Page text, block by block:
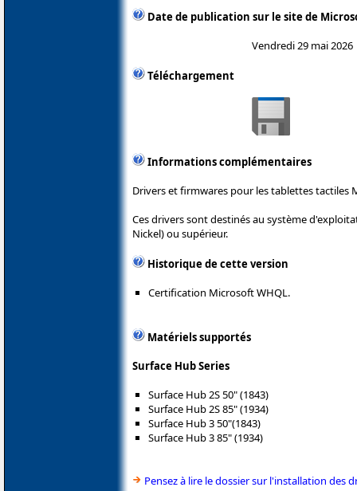
Date de publication sur le site de
Vendredi 29 mai 2026
Téléchargement
Informations complémentaires
Drivers et firmwares pour les tablettes tactiles
Ces drivers sont destinés au système
Nickel) ou supérieur.
Historique de cette version
Certification Microsoft WHQL.
Matériels supportés
Surface Hub Series
Surface Hub 2S 50" (1843)
Surface Hub 2S 85" (1934)
Surface Hub 3 50"(1843)
Surface Hub 3 85" (1934)
Pensez à lire le dossier sur l'installation des